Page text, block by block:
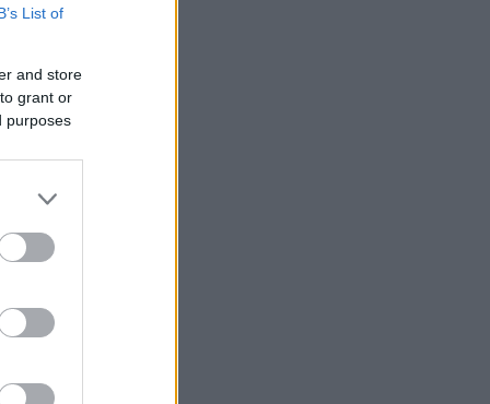
List of
and store
grant or
purposes